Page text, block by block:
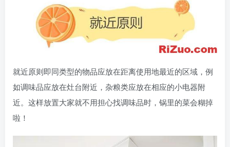
就近原则即同类型的物品应放在距离使用地最近的区域，例
如调味品应放在灶台附近，杂粮类应放在相应的小电器附
近。这样放置大家就不用担心找调味品时，锅里的菜会糊掉
啦！